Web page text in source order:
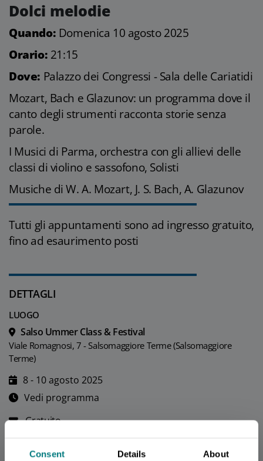
Consent Details About
Dolci melodie
Quando: Domenica 10 agosto 2025
Orario: 21:15
Dove: Palazzo dei Congressi - Sala delle Cariatidi
Mozart, Bach e Glazunov: un programma dove il
canto degli strumenti racconta storie senza
parole.
I Musici di Parma, orchestra con gli allievi delle
classi di violino e sassofono, Solisti
Musiche di W. A. Mozart, J. S. Bach, A. Glazunov
Tutti gli appuntamenti sono ad ingresso gratuito,
fino ad esaurimento posti
DETTAGLI
LUOGO
Salso Ummer Class & Festival
Viale Romagnosi, 7 - Salsomaggiore Terme (Salsomaggiore
Terme)
8 - 10 agosto 2025
Vedi programma
Gratuito
CONTATTI